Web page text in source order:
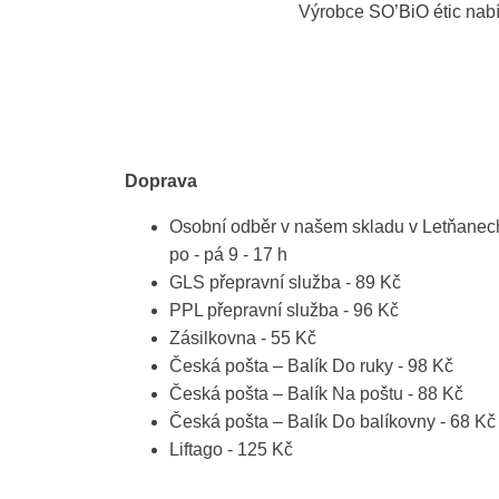
Výrobce SO’BiO étic
Doprava
Osobní odběr v našem skladu v
po - pá 9 - 17 h
GLS přepravní služba - 89 Kč
PPL přepravní služba - 96 Kč
Zásilkovna - 55 Kč
Česká pošta – Balík Do ruky - 98 Kč
Česká pošta – Balík Na poštu - 88 Kč
Česká pošta – Balík Do balíkovny - 68 Kč
Liftago - 125 Kč